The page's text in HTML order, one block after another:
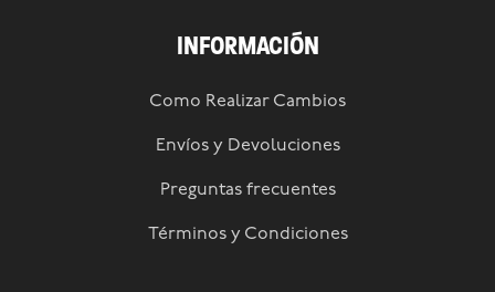
INFORMACIÓN
Como Realizar Cambios
Envíos y Devoluciones
Preguntas frecuentes
Términos y Condiciones